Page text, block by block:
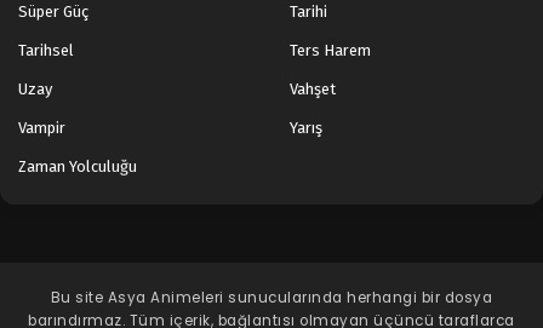
Süper Güç Tarihi
Tarihsel Ters Harem
Uzay Vahşet
Vampir Yarış
Zaman Yolculuğu
Bu site Asya Animeleri sunucularında herhangi bir dosya
barındırmaz. Tüm içerik, bağlantısı olmayan üçüncü taraflarca